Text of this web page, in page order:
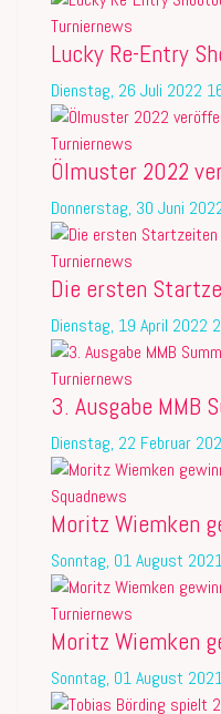
Turniernews
Lucky Re-Entry
Dienstag, 26 Juli 2022
Turniernews
Ölmuster 2022
Donnerstag, 30 Juni
Turniernews
Die ersten
Dienstag, 19 April 2022
Turniernews
3. Ausgabe MMB
Dienstag, 22 Februar
Squadnews
Moritz Wiemken
Sonntag, 01 August
Turniernews
Moritz Wiemken
Sonntag, 01 August